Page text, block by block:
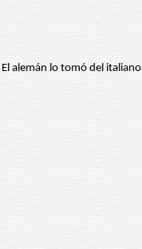
alemán lo tomó del italiano